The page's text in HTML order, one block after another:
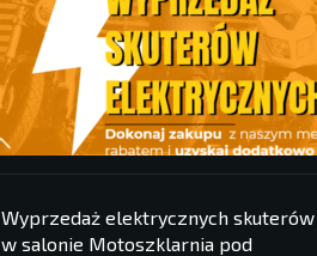
Wyprzedaż elektrycznych skuterów
w salonie Motoszklarnia pod